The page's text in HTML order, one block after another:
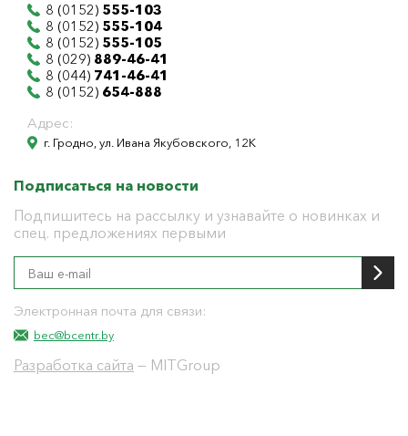
8 (0152) 555-103
8 (0152) 555-104
8 (0152) 555-105
8 (029) 889-46-41
8 (044) 741-46-41
8 (0152) 654-888
Адрес:
г. Гродно, ул. Ивана Якубовского, 12К
Подписаться на новости
Подпишитесь на рассылку и узнавайте о новинках и
спец. предложениях первыми
Электронная почта для связи:
bec@bcentr.by
Разработка сайта — MITGroup